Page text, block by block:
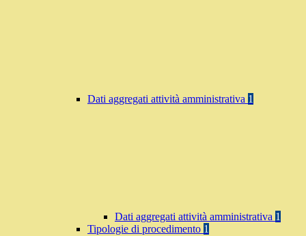
Dati aggregati attività amministrativa 1
Dati aggregati attività amministrativa 1
Tipologie di procedimento 1